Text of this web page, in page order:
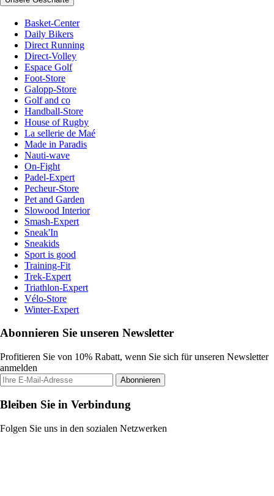
Basket-Center
Daily Bikers
Direct Running
Direct-Volley
Espace Golf
Foot-Store
Galopp-Store
Golf and co
Handball-Store
House of Rugby
La sellerie de Maé
Made in Paradis
Nauti-wave
On-Fight
Padel-Expert
Pecheur-Store
Pet and Garden
Slowood Interior
Smash-Expert
Sneak'In
Sneakids
Sport is good
Training-Fit
Trek-Expert
Triathlon-Expert
Vélo-Store
Winter-Expert
Abonnieren Sie unseren Newsletter
Profitieren Sie von 10% Rabatt, wenn Sie sich für unseren Newsletter
anmelden
Abonnieren
Bleiben Sie in Verbindung
Folgen Sie uns in den sozialen Netzwerken